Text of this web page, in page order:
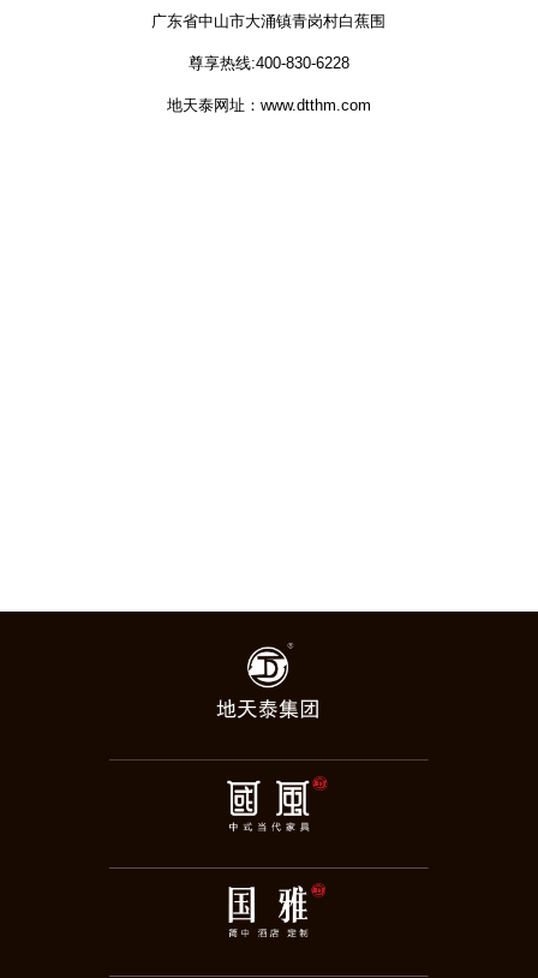
广东省中山市大涌镇青岗村白蕉围
尊享热线:400-830-6228
地天泰网址：www.dtthm.com